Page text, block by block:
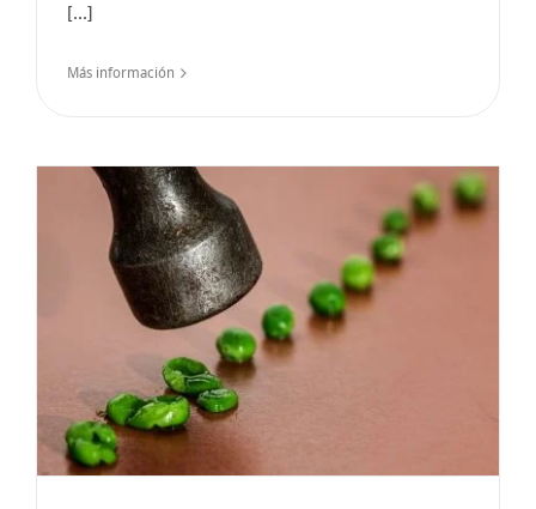
[...]
Más información